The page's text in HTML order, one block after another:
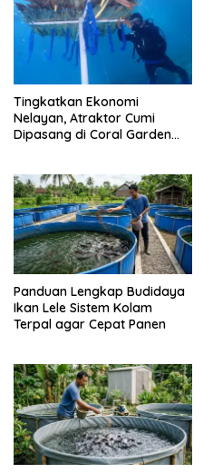
Tingkatkan Ekonomi
Nelayan, Atraktor Cumi
Dipasang di Coral Garden
Panduan Lengkap Budidaya
Ikan Lele Sistem Kolam
Terpal agar Cepat Panen